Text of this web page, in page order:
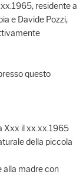
residente a
e Davide Pozzi,
questo
Xxx il xx.xx.1965
della piccola
alla madre con